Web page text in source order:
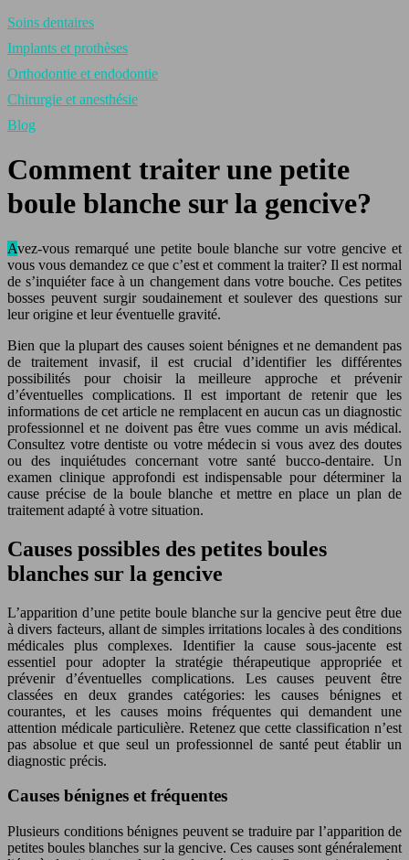
Soins dentaires
Implants et prothèses
Orthodontie et endodontie
Chirurgie et anesthésie
Blog
Comment traiter une petite
boule blanche sur la gencive?
Avez-vous remarqué une petite boule blanche sur votre gencive et
vous vous demandez ce que c’est et comment la traiter? Il est normal
de s’inquiéter face à un changement dans votre bouche. Ces petites
bosses peuvent surgir soudainement et soulever des questions sur
leur origine et leur éventuelle gravité.
Bien que la plupart des causes soient bénignes et ne demandent pas
de traitement invasif, il est crucial d’identifier les différentes
possibilités pour choisir la meilleure approche et prévenir
d’éventuelles complications. Il est important de retenir que les
informations de cet article ne remplacent en aucun cas un diagnostic
professionnel et ne doivent pas être vues comme un avis médical.
Consultez votre dentiste ou votre médecin si vous avez des doutes
ou des inquiétudes concernant votre santé bucco-dentaire. Un
examen clinique approfondi est indispensable pour déterminer la
cause précise de la boule blanche et mettre en place un plan de
traitement adapté à votre situation.
Causes possibles des petites boules
blanches sur la gencive
L’apparition d’une petite boule blanche sur la gencive peut être due
à divers facteurs, allant de simples irritations locales à des conditions
médicales plus complexes. Identifier la cause sous-jacente est
essentiel pour adopter la stratégie thérapeutique appropriée et
prévenir d’éventuelles complications. Les causes peuvent être
classées en deux grandes catégories: les causes bénignes et
courantes, et les causes moins fréquentes qui demandent une
attention médicale particulière. Retenez que cette classification n’est
pas absolue et que seul un professionnel de santé peut établir un
diagnostic précis.
Causes bénignes et fréquentes
Plusieurs conditions bénignes peuvent se traduire par l’apparition de
petites boules blanches sur la gencive. Ces causes sont généralement